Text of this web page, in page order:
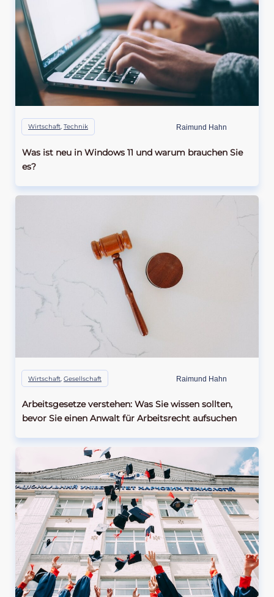
Wirtschaft, Technik Raimund Hahn
Was ist neu in Windows 11 und warum brauchen Sie
es?
Wirtschaft, Gesellschaft Raimund Hahn
Arbeitsgesetze verstehen: Was Sie wissen sollten,
bevor Sie einen Anwalt für Arbeitsrecht aufsuchen